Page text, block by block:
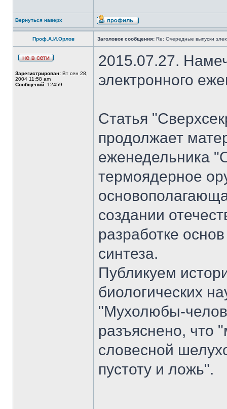
Вернуться наверх
Проф.А.И.Орлов Заголовок сообщения: Re: Очередные выпуски
Зарегистрирован: Вт сен 28,
2004 11:58 am
Сообщений: 12459
2015.07.27.
электронного
Статья
продолжает
еженедельника
термоядерное
создании
разработке
синтеза.
Публикуем
биологических
"Мухолюбы-
разъяснено, что
словесной
пустоту и ложь".